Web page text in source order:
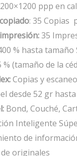
ppp en
: 35 Copias
35
% hasta tamaño
% (tamaño de la
Copias y
desde 52 gr
Bond, Couché,
Inteligente
de
originales